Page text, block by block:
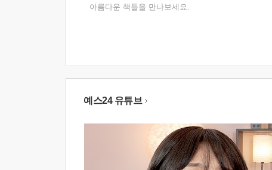
아름다운 책들을 만나보세요.
예스24 유튜브